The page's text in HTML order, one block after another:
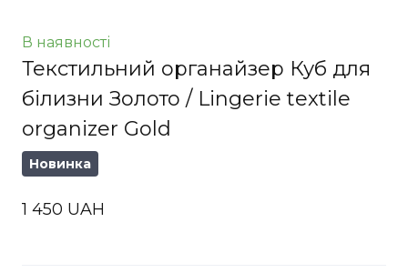
В наявності
Текстильний органайзер Куб для
білизни Золото / Lingerie textile
organizer Gold
Новинка
1 450 UAH